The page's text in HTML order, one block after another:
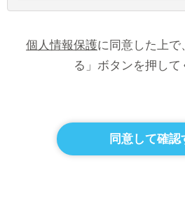
個人情報保護に同意した上で
る」ボタンを押して
同意して確認